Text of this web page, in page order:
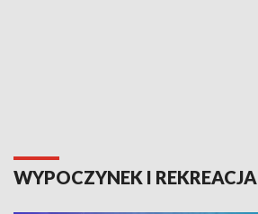
WYPOCZYNEK I REKREACJA